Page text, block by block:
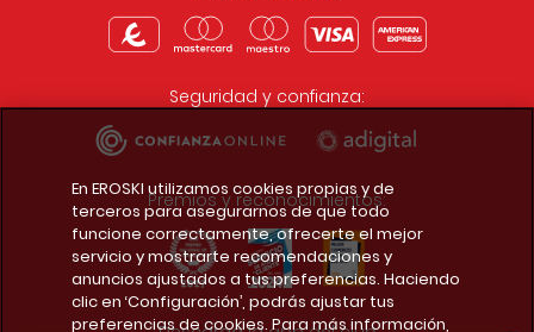
Seguridad y confianza:
Premios y reconocimientos:
En EROSKI utilizamos cookies propias y de
terceros para asegurarnos de que todo
funcione correctamente, ofrecerte el mejor
servicio y mostrarte recomendaciones y
anuncios ajustados a tus preferencias. Haciendo
clic en ‘Configuración’, podrás ajustar tus
preferencias de cookies. Para más información,